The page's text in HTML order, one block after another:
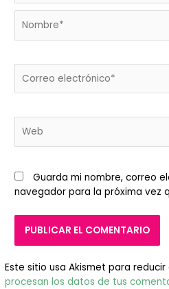
electrónico*
Guarda mi nombre, correo
navegador para la próxima vez
Este sitio usa Akismet para
procesan los datos de tus